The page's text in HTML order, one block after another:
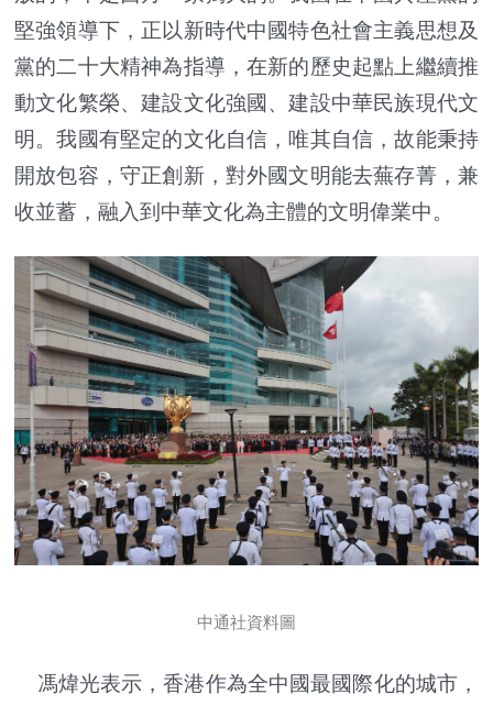
堅強領導下，正以新時代中國特色社會主義思想及
黨的二十大精神為指導，在新的歷史起點上繼續推
動文化繁榮、建設文化強國、建設中華民族現代文
明。我國有堅定的文化自信，唯其自信，故能秉持
開放包容，守正創新，對外國文明能去蕪存菁，兼
收並蓄，融入到中華文化為主體的文明偉業中。
中通社資料圖
馮煒光表示，香港作為全中國最國際化的城市，